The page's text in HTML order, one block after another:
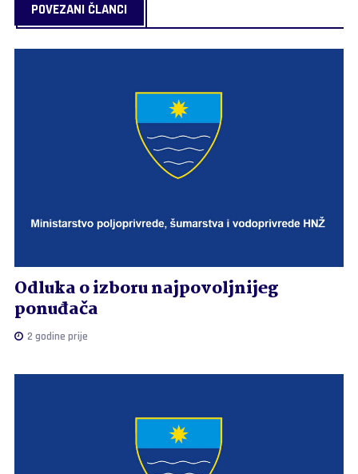
POVEZANI ČLANCI
Odluka o izboru najpovoljnijeg
ponuđača
2 godine prije